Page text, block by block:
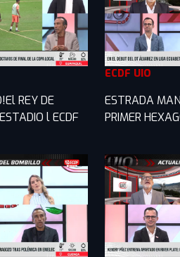
REY DE
l ECDF
ECDF UIO
ESTRADA
PRIMER